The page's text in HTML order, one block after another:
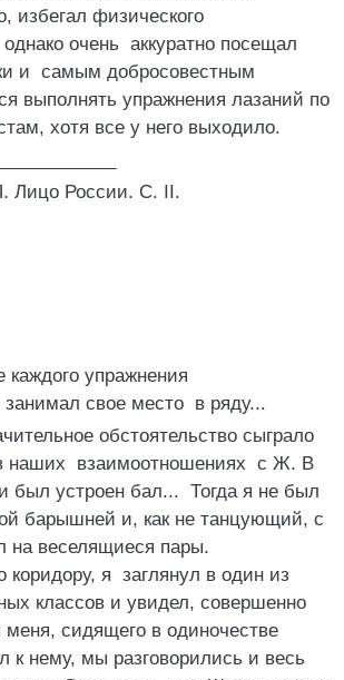
избегал физического
очень аккуратно посещал
и самым добросовестным
выполнять упражнения лазаний по
хотя все у него выходило.
Лицо России. С. II.
каждого упражнения
свое место в ряду...
обстоятельство сыграло
наших взаимоотношениях с Ж. В
был устроен бал... Тогда я не был
барышней и, как не танцующий, с
на веселящиеся пары.
коридору, я заглянул в один из
классов и увидел, совершенно
сидящего в одиночестве
к нему, мы разговорились и весь